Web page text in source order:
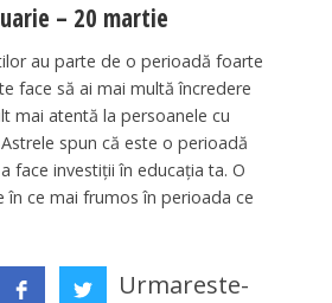
– 20 martie
au parte de o perioadă foarte
face să ai mai multă încredere
mai atentă la persoanele cu
spun că este o perioadă
face investiții în educația ta. O
în ce mai frumos în perioada ce
Urmareste-